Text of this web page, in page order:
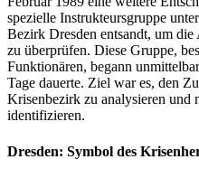
spezielle Instrukteursgruppe
Bezirk Dresden entsandt, um
zu überprüfen. Diese Gruppe,
Funktionären, begann
Tage dauerte. Ziel war es, den
Krisenbezirk zu analysieren und
identifizieren.
Dresden: Symbol des